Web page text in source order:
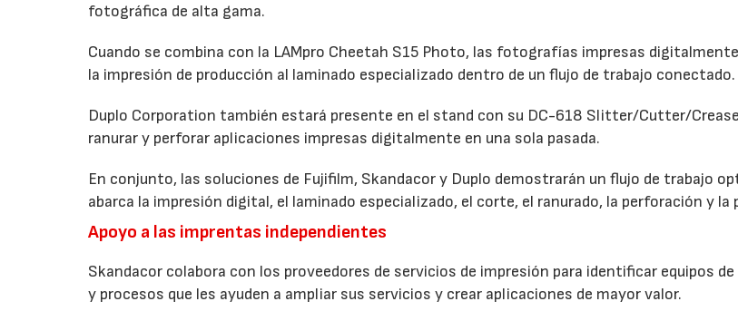
fotográfica de alta gama.
Cuando se combina con la LAMpro Cheetah S15 Photo, las fotografías impresas
la impresión de producción al laminado especializado dentro de un flujo de trabajo conectado.
Duplo Corporation también estará presente en el stand con su DC-618 Slitter/Cutter/
ranurar y perforar aplicaciones impresas digitalmente en una sola pasada.
En conjunto, las soluciones de Fujifilm, Skandacor y Duplo demostrarán un flujo de trabajo
abarca la impresión digital, el laminado especializado, el corte, el ranurado, la perforación y la
Apoyo a las imprentas independientes
Skandacor colabora con los proveedores de servicios de impresión para identificar equipos de
y procesos que les ayuden a ampliar sus servicios y crear aplicaciones de mayor valor.